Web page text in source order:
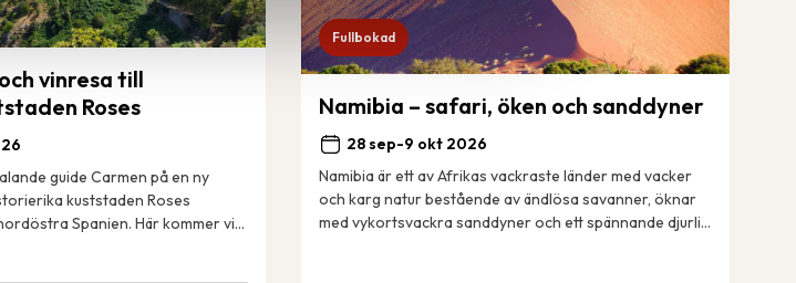
vinresa till
Roses
guide Carmen på en ny
kuststaden Roses
Spanien. Här kommer vi
Fullbokad
Namibia – safari, öken och sanddyner
28 sep-9 okt 2026
Namibia är ett av Afrikas vackraste länder med vacker
och karg natur bestående av ändlösa savanner, öknar
med vykortsvackra sanddyner och ett spännande djurliv.